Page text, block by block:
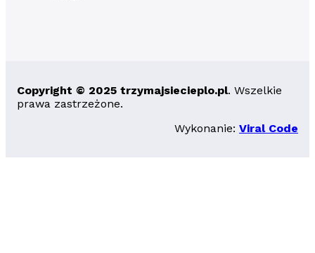
Copyright © 2025 trzymajsiecieplo.pl. Wszelkie
prawa zastrzeżone.
Wykonanie: Viral Code